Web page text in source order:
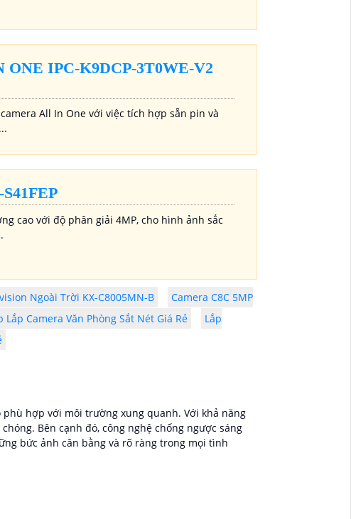
IPC-K9DCP-3T0WE-V2
All In One với việc tích hợp sẵn pin và
cao với độ phân giải 4MP, cho hình ảnh sắc
Ngoài Trời KX-C8005MN-B
Camera C8C 5MP
Lắp Camera Văn Phòng Sắt Nét Giá Rẻ
Lắp
hợp với môi trường xung quanh. Với khả năng
Bên cạnh đó, công nghệ chống ngược sáng
bức ảnh cân bằng và rõ ràng trong mọi tình